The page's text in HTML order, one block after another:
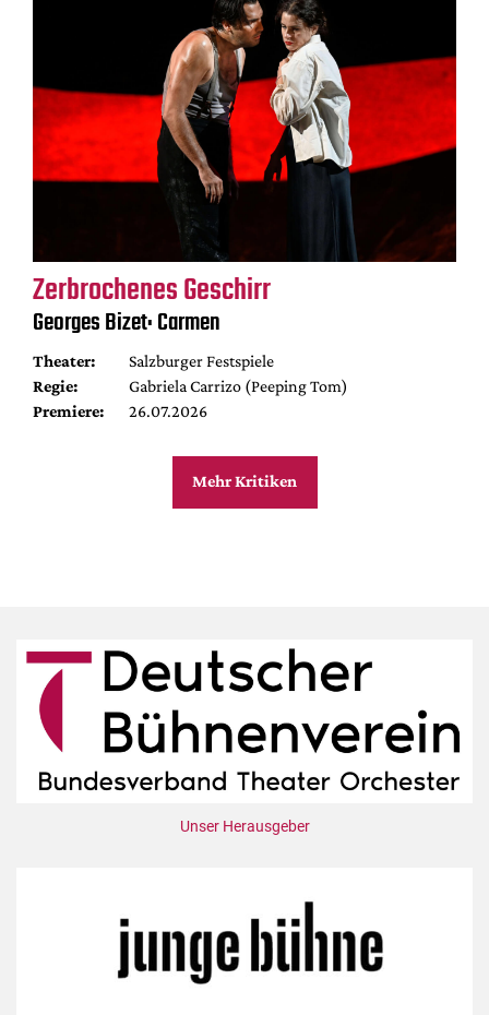
Zerbrochenes Geschirr
Georges Bizet: Carmen
Theater:
Salzburger Festspiele
Regie:
Gabriela Carrizo (Peeping Tom)
Premiere:
26.07.2026
Mehr Kritiken
Unser Herausgeber